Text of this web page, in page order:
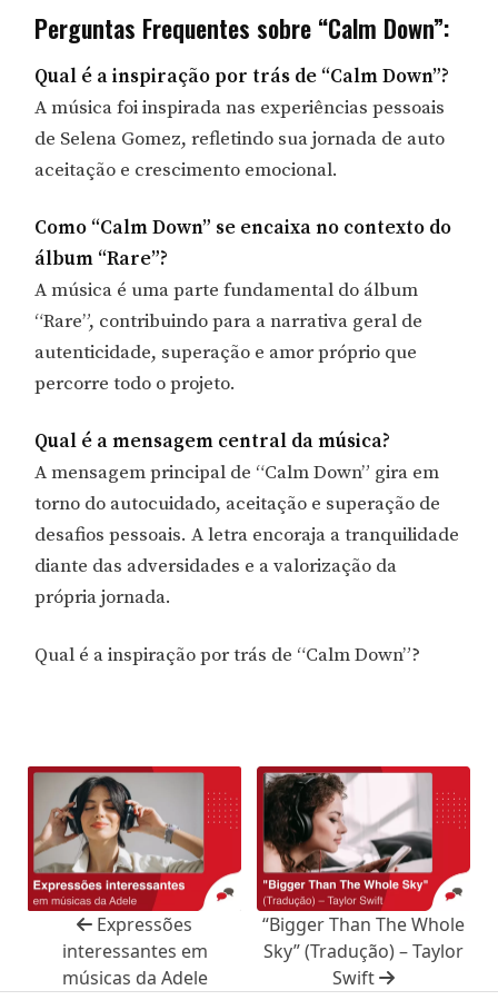
Perguntas Frequentes sobre “Calm Down”:
Qual é a inspiração por trás de “Calm Down”?
A música foi inspirada nas experiências pessoais
de Selena Gomez, refletindo sua jornada de auto
aceitação e crescimento emocional.
Como “Calm Down” se encaixa no contexto do
álbum “Rare”?
A música é uma parte fundamental do álbum
“Rare”, contribuindo para a narrativa geral de
autenticidade, superação e amor próprio que
percorre todo o projeto.
Qual é a mensagem central da música?
A mensagem principal de “Calm Down” gira em
torno do autocuidado, aceitação e superação de
desafios pessoais. A letra encoraja a tranquilidade
diante das adversidades e a valorização da
própria jornada.
Qual é a inspiração por trás de “Calm Down”?
Expressões
interessantes em
músicas da Adele
“Bigger Than The Whole
Sky” (Tradução) – Taylor
Swift